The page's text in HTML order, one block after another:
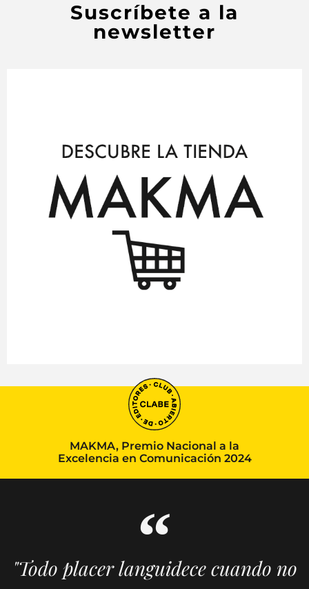
Suscríbete a la
newsletter
MAKMA, Premio Nacional a la
Excelencia en Comunicación 2024
"Todo placer languidece cuando no